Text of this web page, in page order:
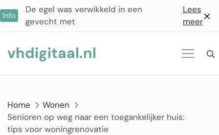
naar
Info
De egel was verwikkeld in een
gevecht met
Lees
meer
vhdigitaal.nl
Home
Wonen
Senioren op weg naar een toegankelijker huis:
tips voor woningrenovatie